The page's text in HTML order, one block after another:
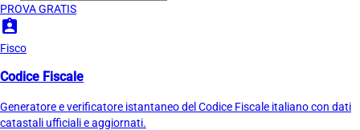
PROVA GRATIS
assignment_ind
Fisco
Codice Fiscale
Generatore e verificatore istantaneo del Codice Fiscale italiano con dati
catastali ufficiali e aggiornati.